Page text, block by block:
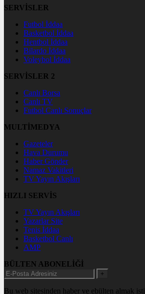
SERVİSLER
Futbol İddaa
Basketbol İddaa
Hentbol İddaa
Bilardo İddaa
Voleybol İddaa
SERVİSLER 2
Canlı Borsa
Canlı TV
Futbol Canlı Sonuçlar
MULTİMEDYA
Gazeteler
Hava Durumu
Haber Gönder
Namaz Vakitleri
TV Yayın Akışları
HIZLI SERVİS
TV Yayın Akışları
Yazarlar Site
Tenis İddaa
Basketbol Canlı
AMP
BÜLTEN ABONELİĞİ
+
Bu web sitesinden haber ve ebülten almak